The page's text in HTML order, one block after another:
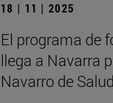
18 | 11 | 2025
El programa de
llega a Navarra
Navarro de Salud